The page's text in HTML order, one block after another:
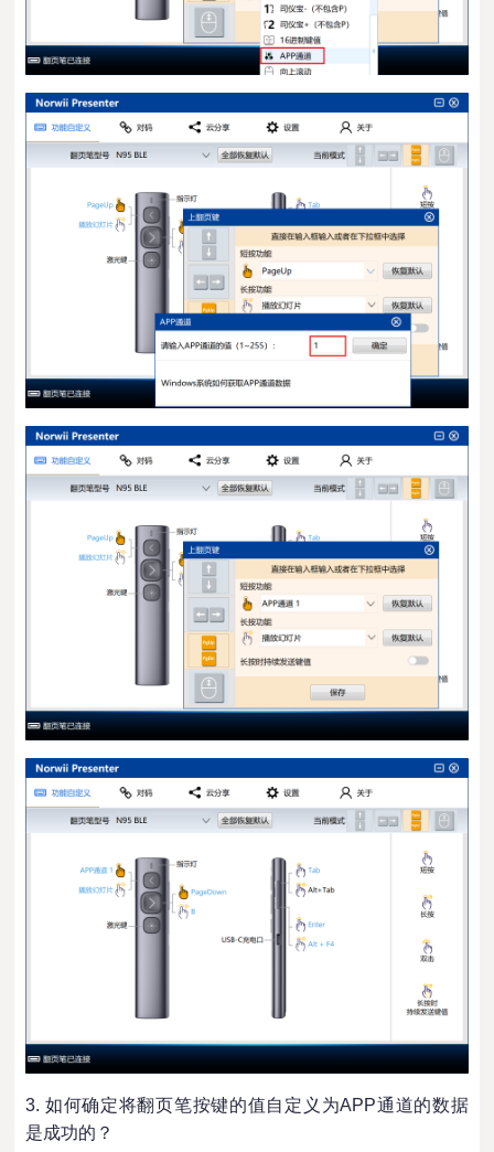
3. 如何确定将翻页笔按键的值自定义为APP通道的数据
是成功的？